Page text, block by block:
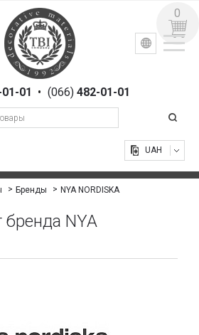
01 • (066) 482-01-01
УКР РУС
UAH
0
Бренды NYA NORDISKA
NYA